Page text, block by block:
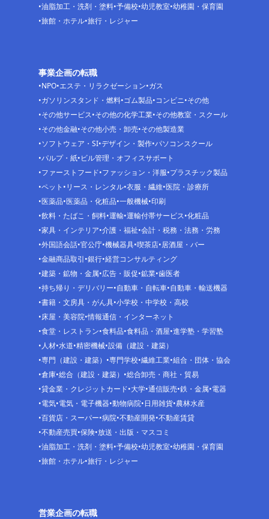
油脂加工・洗剤・塗料 予備校 幼児教室 幼稚園・保育園
旅館・ホテル 旅行・レジャー
事業企画の転職
NPO エステ・リラクゼーション ガス
ガソリンスタンド・燃料 ゴム製品 コンビニ その他
その他サービス その他の化学工業 その他教室・スクール
その他金融 その他小売・卸売 その他製造業
ソフトウェア・SI デザイン・製作 パソコンスクール
パルプ・紙 ビル管理・オフィスサポート
ファーストフード ファッション・洋服 プラスチック製品
ペット リース・レンタル 衣服・繊維 医院・診療所
医薬品 医薬品・化粧品 一般機械 印刷
飲料・たばこ・飼料 運輸 運輸付帯サービス 化粧品
家具・インテリア 介護・福祉 会計・税務・法務・労務
外国語会話 官公庁 機械器具 喫茶店 居酒屋・バー
金融商品取引 銀行 経営コンサルティング
建築・鉱物・金属 広告・販促 鉱業 歯医者
持ち帰り・デリバリー 自動車・自転車 自動車・輸送機器
書籍・文房具・がん具 小学校・中学校・高校
床屋・美容院 情報通信・インターネット
食堂・レストラン 食料品 食料品・酒屋 進学塾・学習塾
人材 水道 精密機械 設備（建設・建築）
専門（建設・建築）
専門学校 繊維工業 組合・団体・協会
倉庫 総合（建設・建築）
総合卸売・商社・貿易
貸金業・クレジットカード 大学 通信販売 鉄・金属 電器
電気 電気・電子機器 動物病院 日用雑貨 農林水産
百貨店・スーパー 病院 不動産開発 不動産賃貸
不動産売買 保険 放送・出版・マスコミ
油脂加工・洗剤・塗料 予備校 幼児教室 幼稚園・保育園
旅館・ホテル 旅行・レジャー
営業企画の転職